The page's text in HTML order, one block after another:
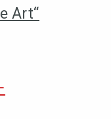
Art“